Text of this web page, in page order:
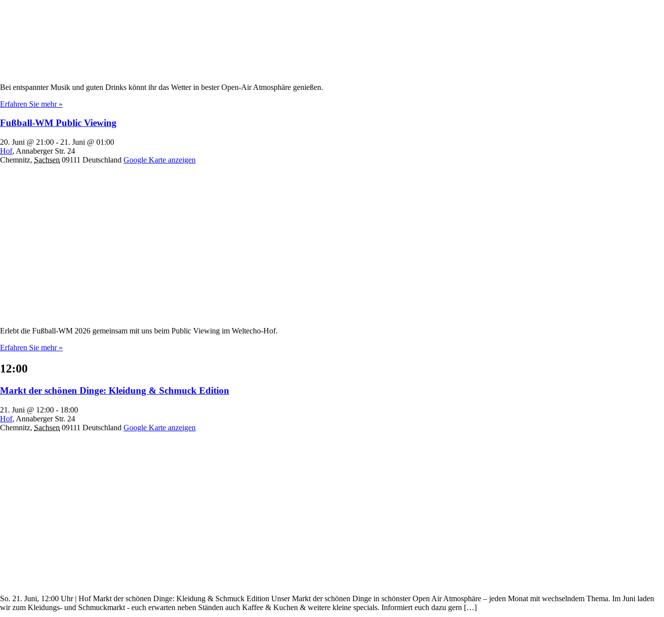
Bei entspannter Musik und guten Drinks könnt ihr das Wetter in bester Open-Air Atmosphäre genießen.
Erfahren Sie mehr »
Fußball-WM Public Viewing
20. Juni @ 21:00 - 21. Juni @ 01:00
Hof, Annaberger Str. 24
Chemnitz, Sachsen 09111 Deutschland Google Karte anzeigen
Erlebt die Fußball-WM 2026 gemeinsam mit uns beim Public Viewing im Weltecho-Hof.
Erfahren Sie mehr »
12:00
Markt der schönen Dinge: Kleidung & Schmuck Edition
21. Juni @ 12:00 - 18:00
Hof, Annaberger Str. 24
Chemnitz, Sachsen 09111 Deutschland Google Karte anzeigen
So. 21. Juni, 12:00 Uhr | Hof Markt der schönen Dinge: Kleidung & Schmuck Edition Unser Markt der schönen Dinge in schönster Open Air Atmosphäre – jeden Monat mit wechselndem Thema. Im Juni laden
wir zum Kleidungs- und Schmuckmarkt - euch erwarten neben Ständen auch Kaffee & Kuchen & weitere kleine specials. Informiert euch dazu gern […]